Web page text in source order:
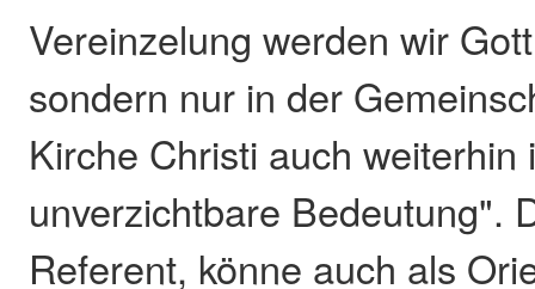
Vereinzelung werden wir
sondern nur in der
Kirche Christi auch weiterhin
unverzichtbare Bedeutung".
Referent, könne auch als